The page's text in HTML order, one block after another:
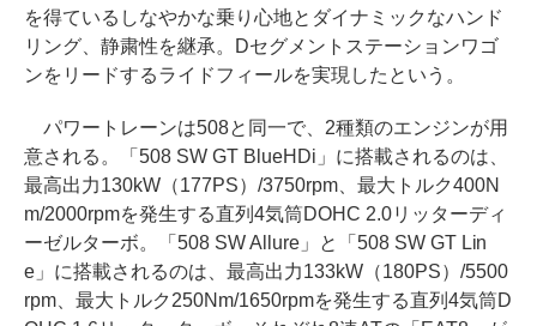
を得ているしなやかな乗り心地とダイナミックなハンド
リング、静粛性を継承。Dセグメントステーションワゴ
ンをリードするライドフィールを実現したという。
パワートレーンは508と同一で、2種類のエンジンが用
意される。「508 SW GT BlueHDi」に搭載されるのは、
最高出力130kW（177PS）/3750rpm、最大トルク400N
m/2000rpmを発生する直列4気筒DOHC 2.0リッターディ
ーゼルターボ。「508 SW Allure」と「508 SW GT Lin
e」に搭載されるのは、最高出力133kW（180PS）/5500
rpm、最大トルク250Nm/1650rpmを発生する直列4気筒D